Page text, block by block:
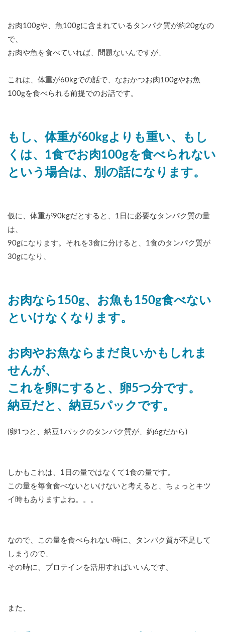
お肉100gや、魚100gに含まれているタンパク質が約20gなの
で、
お肉や魚を食べていれば、問題ないんですが、
これは、体重が60kgでの話で、なおかつお肉100gやお魚
100gを食べられる前提でのお話です。
もし、体重が60kgよりも重い、もし
くは、1食でお肉100gを食べられない
という場合は、別の話になります。
仮に、体重が90kgだとすると、1日に必要なタンパク質の量
は、
90gになります。それを3食に分けると、1食のタンパク質が
30gになり、
お肉なら150g、お魚も150g食べない
といけなくなります。
お肉やお魚ならまだ良いかもしれま
せんが、
これを卵にすると、卵5つ分です。
納豆だと、納豆5パックです。
(卵1つと、納豆1パックのタンパク質が、約6gだから)
しかもこれは、1日の量ではなくて1食の量です。
この量を毎食食べないといけないと考えると、ちょっとキツ
イ時もありますよね。。。
なので、この量を食べられない時に、タンパク質が不足して
しまうので、
その時に、プロテインを活用すればいいんです。
また、